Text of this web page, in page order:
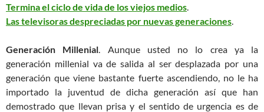
Termina el ciclo de vida de los viejos medios
Las televisoras despreciadas por nuevas generaciones
Generación Millenial . Aunque usted no lo crea ya la
generación millenial va de salida al ser desplazada por una
generación que viene bastante fuerte ascendiendo, no le ha
importado la juventud de dicha generación así que han
demostrado que llevan prisa y el sentido de urgencia es de